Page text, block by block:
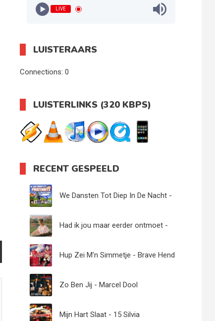
LIVE
LUISTERAARS
Connections:0
LUISTERLINKS (320 KBPS)
RECENT GESPEELD
We Dansten Tot Diep In De Nacht -
Had ik jou maar eerder ontmoet -
Hup Zei M'n Simmetje - Brave Hend
Zo Ben Jij - Marcel Dool
Mijn Hart Slaat - 15 Silvia